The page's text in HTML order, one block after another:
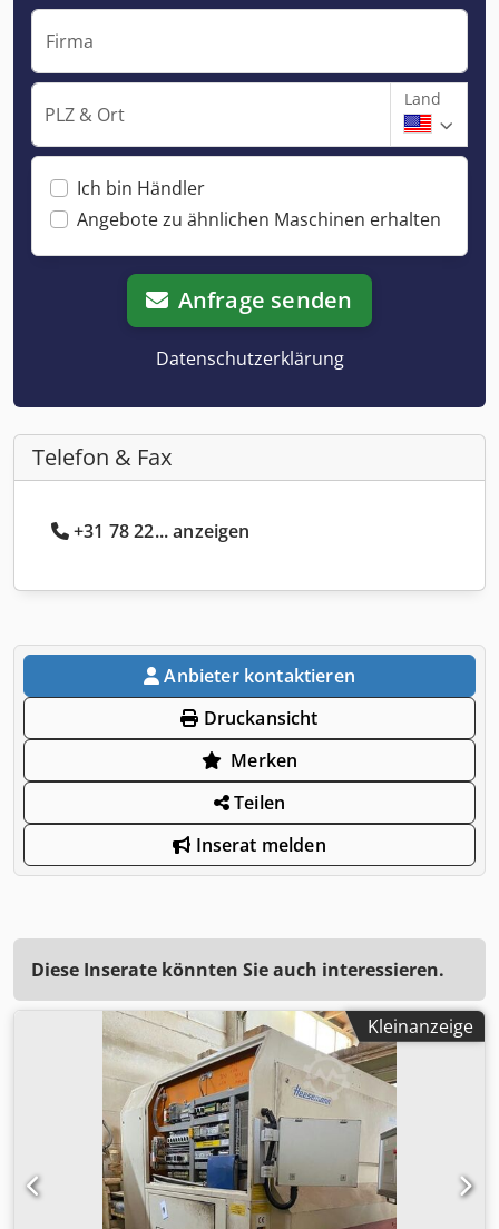
Firma
PLZ & Ort
Land
Ich bin Händler
Angebote zu ähnlichen Maschinen erhalten
Anfrage senden
Datenschutzerklärung
Telefon & Fax
+31 78 22... anzeigen
Anbieter kontaktieren
Druckansicht
Merken
Teilen
Inserat melden
Diese Inserate könnten Sie auch interessieren.
Kleinanzeige